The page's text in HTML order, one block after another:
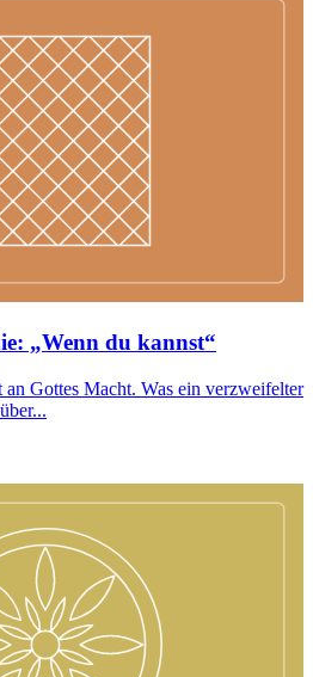
„Wenn du kannst“
Gottes Macht. Was ein verzweifelter